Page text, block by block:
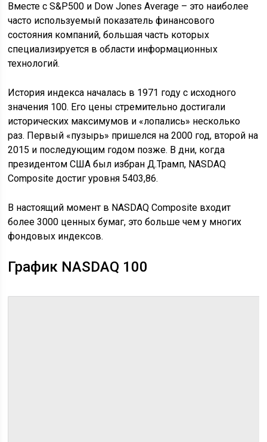
Вместе с S&P500 и Dow Jones Average – это наиболее
часто используемый показатель финансового
состояния компаний, большая часть которых
специализируется в области информационных
технологий.
История индекса началась в 1971 году с исходного
значения 100. Его цены стремительно достигали
исторических максимумов и «лопались» несколько
раз. Первый «пузырь» пришелся на 2000 год, второй на
2015 и последующим годом позже. В дни, когда
президентом США был избран Д.Трамп, NASDAQ
Composite достиг уровня 5403,86.
В настоящий момент в NASDAQ Composite входит
более 3000 ценных бумаг, это больше чем у многих
фондовых индексов.
График NASDAQ 100